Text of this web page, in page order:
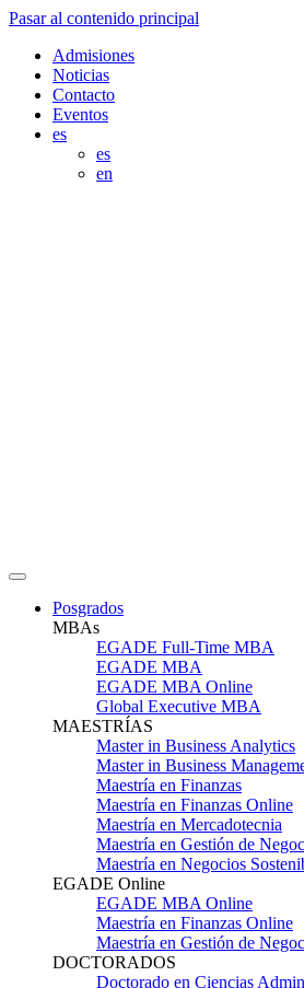
Pasar al contenido principal
Admisiones
Noticias
Contacto
Eventos
es
es
en
Posgrados
MBAs
EGADE Full-Time MBA
EGADE MBA
EGADE MBA Online
Global Executive MBA
MAESTRÍAS
Master in Business Analytics
Master in Business
Maestría en Finanzas
Maestría en Finanzas Online
Maestría en Mercadotecnia
Maestría en Gestión de
Maestría en Negocios
EGADE Online
EGADE MBA Online
Maestría en Finanzas Online
Maestría en Gestión de
DOCTORADOS
Doctorado en Ciencias